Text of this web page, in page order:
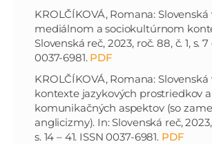
KROLČÍKOVÁ, Romana: Slovenská
mediálnom a sociokultúrnom
Slovenská reč, 2023, roč. 88, č. 1, s. 7
0037-6981. PDF
KROLČÍKOVÁ, Romana: Slovenská
kontexte jazykových prostriedkov a
komunikačných aspektov (so
anglicizmy). In: Slovenská reč, 2023,
s. 14 – 41. ISSN 0037-6981. PDF